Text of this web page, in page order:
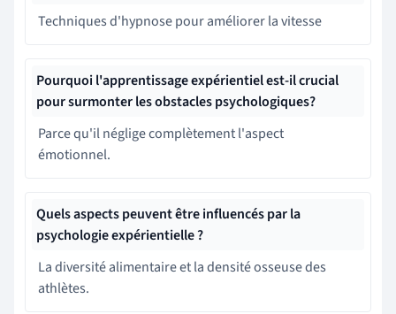
Techniques d'hypnose pour améliorer la vitesse
Pourquoi l'apprentissage expérientiel est-il crucial
pour surmonter les obstacles psychologiques?
Parce qu'il néglige complètement l'aspect
émotionnel.
Quels aspects peuvent être influencés par la
psychologie expérientielle ?
La diversité alimentaire et la densité osseuse des
athlètes.